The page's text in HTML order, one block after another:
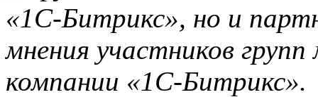
«1С-Битрикс», но и
мнения участников
компании «1С-Битрикс».